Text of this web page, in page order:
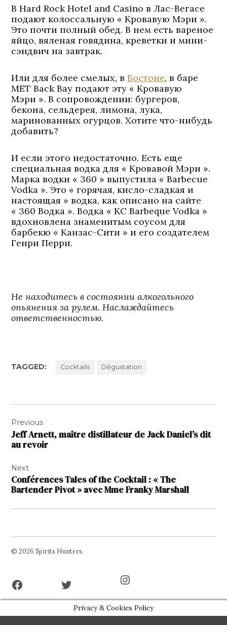
В Hard Rock Hotel and Casino в Лас-Вегасе
подают колоссальную « Кровавую Мэри ».
Это почти полный обед. В нем есть вареное
яйцо, вяленая говядина, креветки и мини-
сэндвич на завтрак.
Или для более смелых, вБостоне, в баре
MET Back Bay подают эту « Кровавую
Мэри ». В сопровождении: бургеров,
бекона, сельдерея, лимона, лука,
маринованных огурцов. Хотите что-нибудь
добавить?
И если этого недостаточно. Есть еще
специальная водка для « Кровавой Мэри ».
Марка водки « 360 » выпустила « Barbecue
Vodka ». Это « горячая, кисло-сладкая и
настоящая » водка, как описано на сайте
« 360 Водка ». Водка « KC Barbeque Vodka »
вдохновлена знаменитым соусом для
барбекю « Канзас-Сити » и его создателем
Генри Перри.
Не находитесь в состоянии алкогольного
опьянения за рулем. Наслаждайтесь
ответственностью.
TAGGED: Cocktails Dégustation
de
l’article
Previous
Jeff Arnett, maître distillateur de Jack Daniel’s dit
au revoir
Next
Conférences Tales of the Cocktail : « The
Bartender Pivot » avec Mme Franky Marshall
© 2026 Spirits Hunters.
Privacy & Cookies Policy